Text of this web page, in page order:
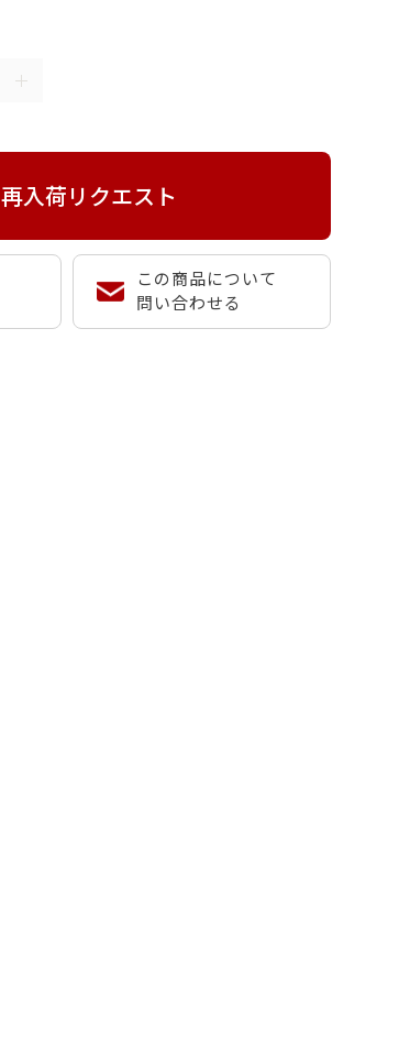
再入荷リクエスト
この商品について
問い合わせる